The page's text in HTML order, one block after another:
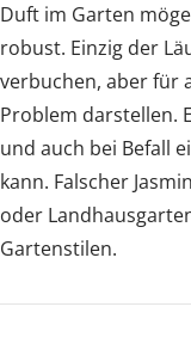
Duft im Garten
robust. Einzig der
verbuchen, aber für
Problem darstellen.
und auch bei Befall
kann. Falscher
oder
Gartenstilen.